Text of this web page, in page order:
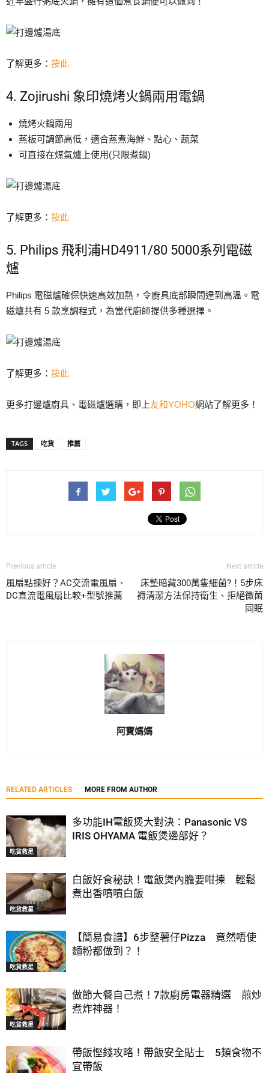
了解更多： 按此
4. Zojirushi 象印燒烤火鍋兩用電鍋
燒烤火鍋兩用
蒸板可調節高低，適合蒸煮海鮮、點心、蔬菜
可直接在煤氣爐上使用(只限煮鍋)
了解更多： 按此
5. Philips 飛利浦HD4911/80 5000系列電磁
爐
Philips 電磁爐確保快速高效加熱，令廚具底部瞬間達到高溫。電
磁爐共有 5 款烹調程式，為當代廚師提供多種選擇。
了解更多： 按此
更多打邊爐廚具、電磁爐選購，即上友和YOHO網站了解更多！
TAGS 吃貨 推薦
Previous article
風扇點揀好？AC交流電風扇、
DC直流電風扇比較+型號推薦
Next article
床墊暗藏300萬隻細菌?！5步床
褥清潔方法保持衛生、拒絕黴菌
同眠
阿寶媽媽
RELATED ARTICLES MORE FROM AUTHOR
吃貨救星
多功能IH電飯煲大對決：Panasonic VS
IRIS OHYAMA 電飯煲邊部好？
吃貨救星
白飯好食秘訣！電飯煲內膽要咁揀 輕鬆
煮出香噴噴白飯
吃貨救星
【簡易食譜】6步整薯仔Pizza 竟然唔使
麵粉都做到？！
吃貨救星
做節大餐自己煮！7款廚房電器精選 煎炒
煮炸神器！
帶飯慳錢攻略！帶飯安全貼士 5類食物不
宜帶飯